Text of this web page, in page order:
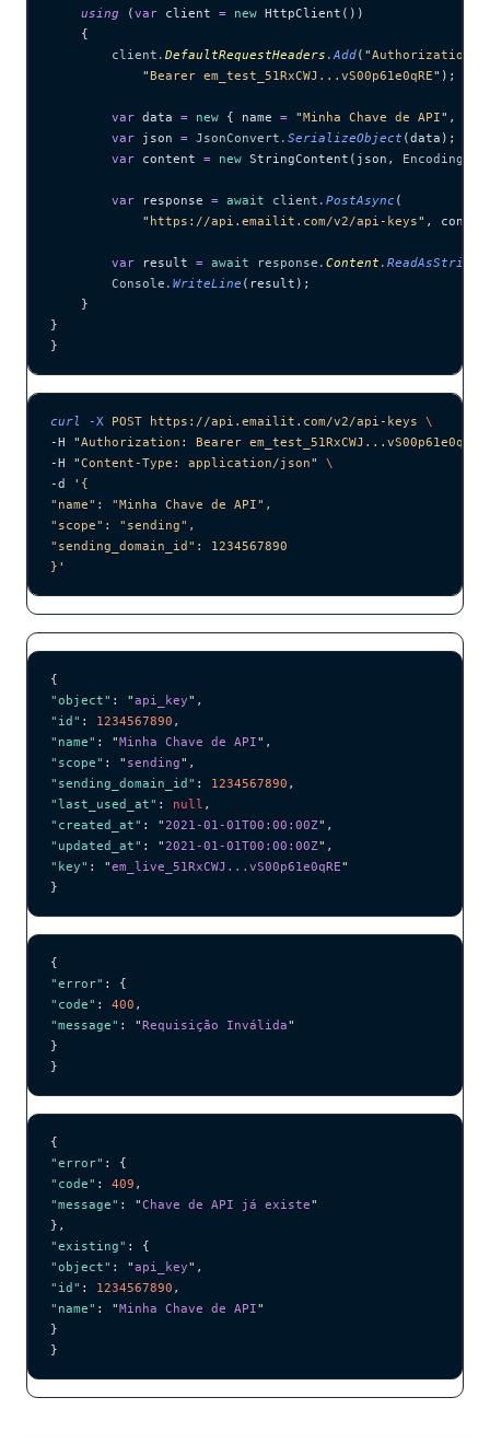
    using
(var client = new HttpClient())
    {
        client
. DefaultRequestHeaders .Add( "Authorization
            "
Bearer em_test_51RxCWJ...vS00p61e0qRE" );
        var
data = new { name = "Minha Chave de API" ,
        var
json = JsonConvert . SerializeObject (data);
        var
content = new StringContent(json, Encoding
        var
response = await client . PostAsync (
            "
https://api.emailit.com/v2/api-keys" ,
        var
result = await response . Content .
        Console
. WriteLine (result);
    }
}
}
curl -X POST https://api.emailit.com/v2/api-keys \
-H "Authorization: Bearer em_test_51RxCWJ...vS00p61e0qRE
-H "Content-Type: application/json"
\
-d
' {
"name": "Minha Chave de API",
"scope": "sending",
"sending_domain_id": 1234567890
} '
{
"object" : "api_key" ,
"id" : 1234567890 ,
"name" : "Minha Chave de API" ,
"scope" : " sending" ,
"sending_domain_id" : 1234567890 ,
"last_used_at" : null ,
"created_at" : "2021-01-01T00:00:00Z" ,
"updated_at" : "2021-01-01T00:00:00Z" ,
"key" : "em_live_51RxCWJ...vS00p61e0qRE"
}
{
"error" : {
"code" : 400 ,
"message" : "Requisição Inválida"
}
}
{
"error" : {
"code" : 409 ,
"message" : "Chave de API já existe"
},
"existing" : {
"object" : "api_key" ,
"id" : 1234567890 ,
"name" : "Minha Chave de API"
}
}